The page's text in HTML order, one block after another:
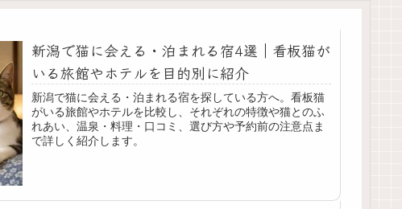
新潟で猫に会える・泊まれる宿4選｜看板猫が
いる旅館やホテルを目的別に紹介
新潟で猫に会える・泊まれる宿を探している方へ。看板猫
がいる旅館やホテルを比較し、それぞれの特徴や猫とのふ
れあい、温泉・料理・口コミ、選び方や予約前の注意点ま
で詳しく紹介します。